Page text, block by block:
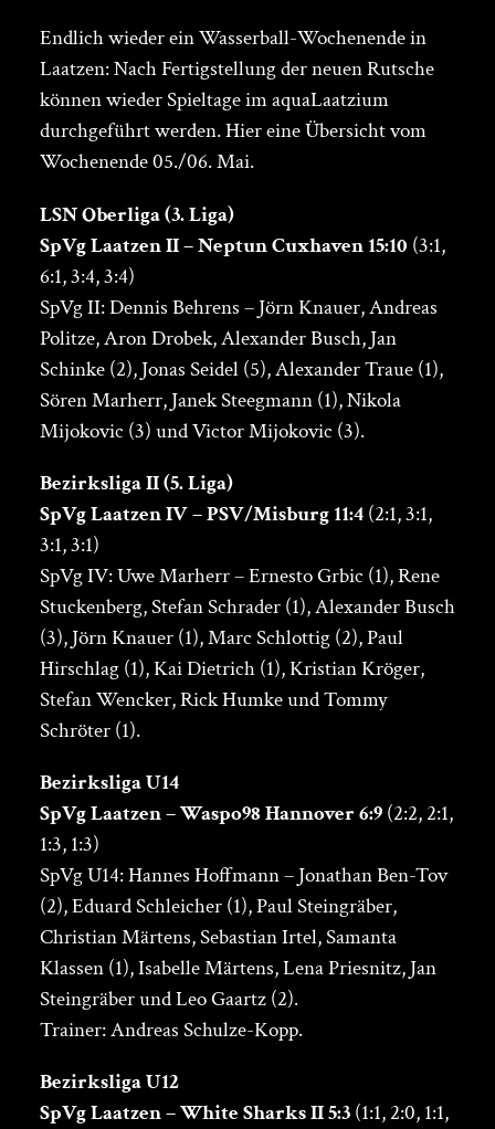
Endlich wieder ein Wasserball-Wochenende in
Laatzen: Nach Fertigstellung der neuen Rutsche
können wieder Spieltage im aquaLaatzium
durchgeführt werden. Hier eine Übersicht vom
Wochenende 05./06. Mai.
LSN Oberliga (3. Liga)
SpVg Laatzen II – Neptun Cuxhaven 15:10 (3:1,
6:1, 3:4, 3:4)
SpVg II: Dennis Behrens – Jörn Knauer, Andreas
Politze, Aron Drobek, Alexander Busch, Jan
Schinke (2), Jonas Seidel (5), Alexander Traue (1),
Sören Marherr, Janek Steegmann (1), Nikola
Mijokovic (3) und Victor Mijokovic (3).
Bezirksliga II (5. Liga)
SpVg Laatzen IV – PSV/Misburg 11:4(2:1, 3:1,
3:1, 3:1)
SpVg IV: Uwe Marherr – Ernesto Grbic (1), Rene
Stuckenberg, Stefan Schrader (1), Alexander Busch
(3), Jörn Knauer (1), Marc Schlottig (2), Paul
Hirschlag (1), Kai Dietrich (1), Kristian Kröger,
Stefan Wencker, Rick Humke und Tommy
Schröter (1).
Bezirksliga U14
SpVg Laatzen – Waspo98 Hannover 6:9(2:2, 2:1,
1:3, 1:3)
SpVg U14: Hannes Hoffmann – Jonathan Ben-Tov
(2), Eduard Schleicher (1), Paul Steingräber,
Christian Märtens, Sebastian Irtel, Samanta
Klassen (1), Isabelle Märtens, Lena Priesnitz, Jan
Steingräber und Leo Gaartz (2).
Trainer: Andreas Schulze-Kopp.
Bezirksliga U12
SpVg Laatzen – White Sharks II 5:3(1:1, 2:0, 1:1,